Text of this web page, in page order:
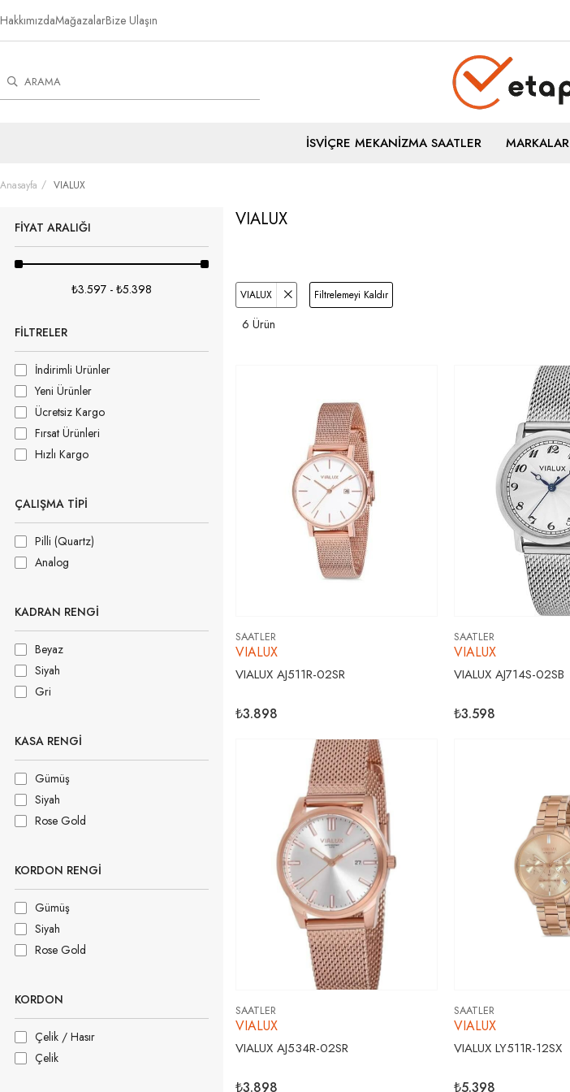
HakkımızdaMağazalarBize Ulaşın
İSVİÇRE MEKANİZMA SAATLER MARKALAR
Anasayfa VIALUX
FIYAT ARALIĞI
₺3.597 - ₺5.398
FILTRELER
İndirimli Ürünler
Yeni Ürünler
Ücretsiz Kargo
Fırsat Ürünleri
Hızlı Kargo
ÇALIŞMA TIPI
Pilli (Quartz)
Analog
KADRAN RENGI
Beyaz
Siyah
Gri
KASA RENGI
Gümüş
Siyah
Rose Gold
KORDON RENGI
Gümüş
Siyah
Rose Gold
KORDON
Çelik / Hasır
Çelik
VIALUX
VIALUX Filtrelemeyi Kaldır
6 Ürün
SAATLER
VIALUX
VIALUX AJ511R-02SR
₺3.898
SAATLER
VIALUX
VIALUX AJ714S-02SB
₺3.598
SAATLER
VIALUX
VIALUX AJ534R-02SR
₺3.898
SAATLER
VIALUX
VIALUX LY511R-12SX
₺5.398